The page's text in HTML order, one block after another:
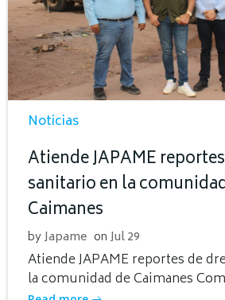
Noticias
Atiende JAPAME
sanitario en la
Caimanes
byJapame on Jul 29
Atiende JAPAME reportes de
la comunidad de Caimanes